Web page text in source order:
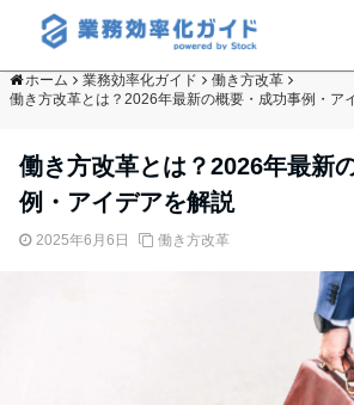
ホーム 業務効率化ガイド
働き方改革
働き方改革とは？2026年最新の概要・成功事例・ア
働き方改革とは？2026年最新
例・アイデアを解説
2025年6月6日 働き方改革